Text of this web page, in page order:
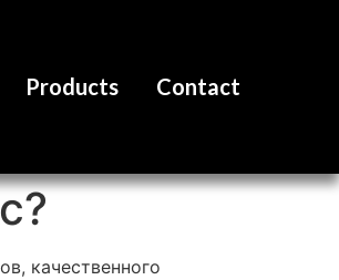
Products Contact
качественного